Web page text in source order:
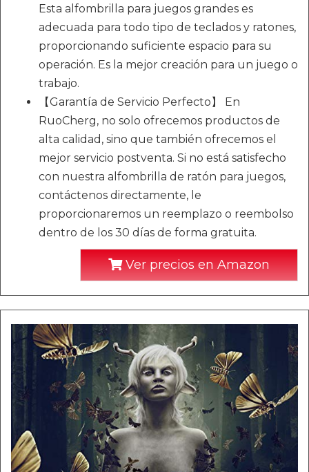
Esta alfombrilla para juegos grandes es
adecuada para todo tipo de teclados y ratones,
proporcionando suficiente espacio para su
operación. Es la mejor creación para un juego o
trabajo.
【Garantía de Servicio Perfecto】 En
RuoCherg, no solo ofrecemos productos de
alta calidad, sino que también ofrecemos el
mejor servicio postventa. Si no está satisfecho
con nuestra alfombrilla de ratón para juegos,
contáctenos directamente, le
proporcionaremos un reemplazo o reembolso
dentro de los 30 días de forma gratuita.
Ver precios en Amazon